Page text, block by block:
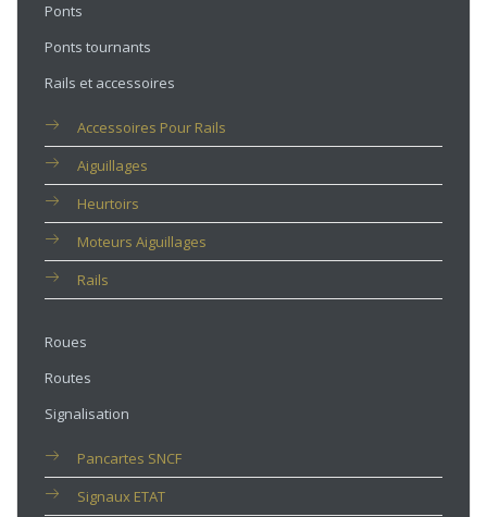
Ponts
Ponts tournants
Rails et accessoires
Accessoires Pour Rails
Aiguillages
Heurtoirs
Moteurs Aiguillages
Rails
Roues
Routes
Signalisation
Pancartes SNCF
Signaux ETAT